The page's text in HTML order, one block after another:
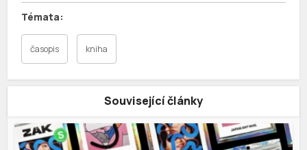
časopis kniha
Související články